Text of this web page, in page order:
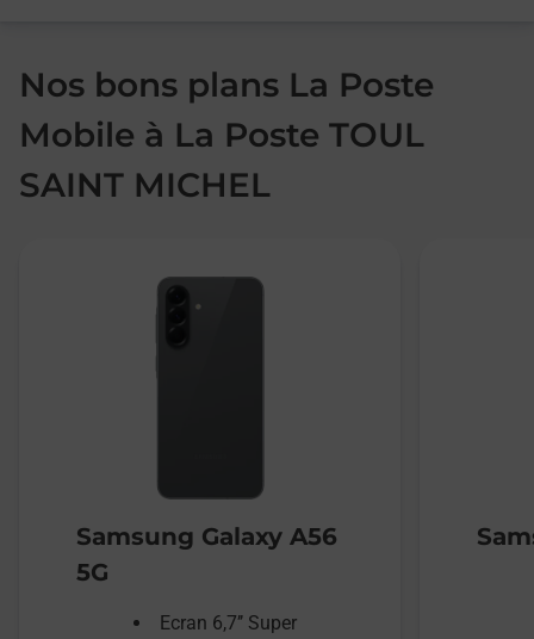
Nos bons plans La Poste
Mobile à La Poste TOUL
SAINT MICHEL
Samsung Galaxy A56
5G
Ecran 6,7’’ Super